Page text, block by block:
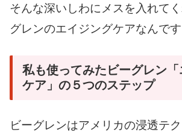
そんな深いしわにメスを入れて
グレンのエイジングケアなんです
私も使ってみたビーグレン
ケア」の５つのステップ
ビーグレンはアメリカの浸透テ